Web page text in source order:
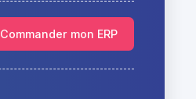
Commander mon ERP